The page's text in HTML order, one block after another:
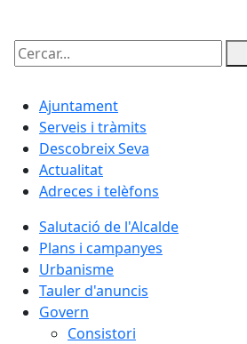
Cercar:
Ajuntament
Serveis i tràmits
Descobreix Seva
Actualitat
Adreces i telèfons
Salutació de l'Alcalde
Plans i campanyes
Urbanisme
Tauler d'anuncis
Govern
Consistori